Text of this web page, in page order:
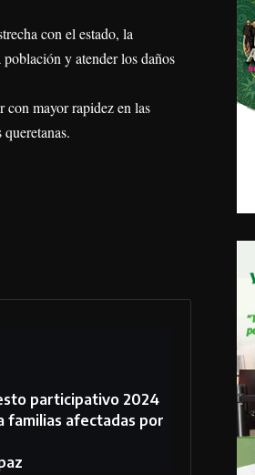
con el estado, la
y atender los daños
con mayor rapidez en las
participativo 2024
familias afectadas por